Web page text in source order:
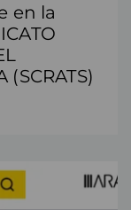
en la
(SCRATS)